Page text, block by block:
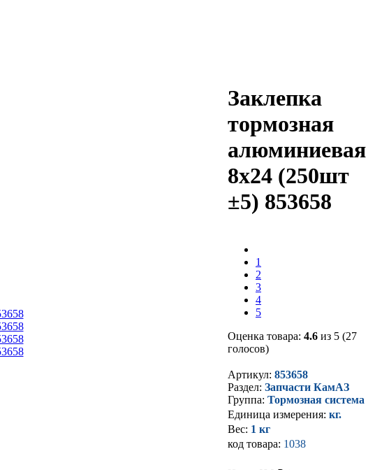
Заклепка
тормозная
алюминиевая
8х24 (250шт
±5) 853658
1
2
3
4
5
Оценка товара: 4.6 из 5 (27
голосов)
Артикул: 853658
Раздел: Запчасти КамАЗ
Группа: Тормозная система
Единица измерения: кг.
Вес: 1 кг
код товара: 1038